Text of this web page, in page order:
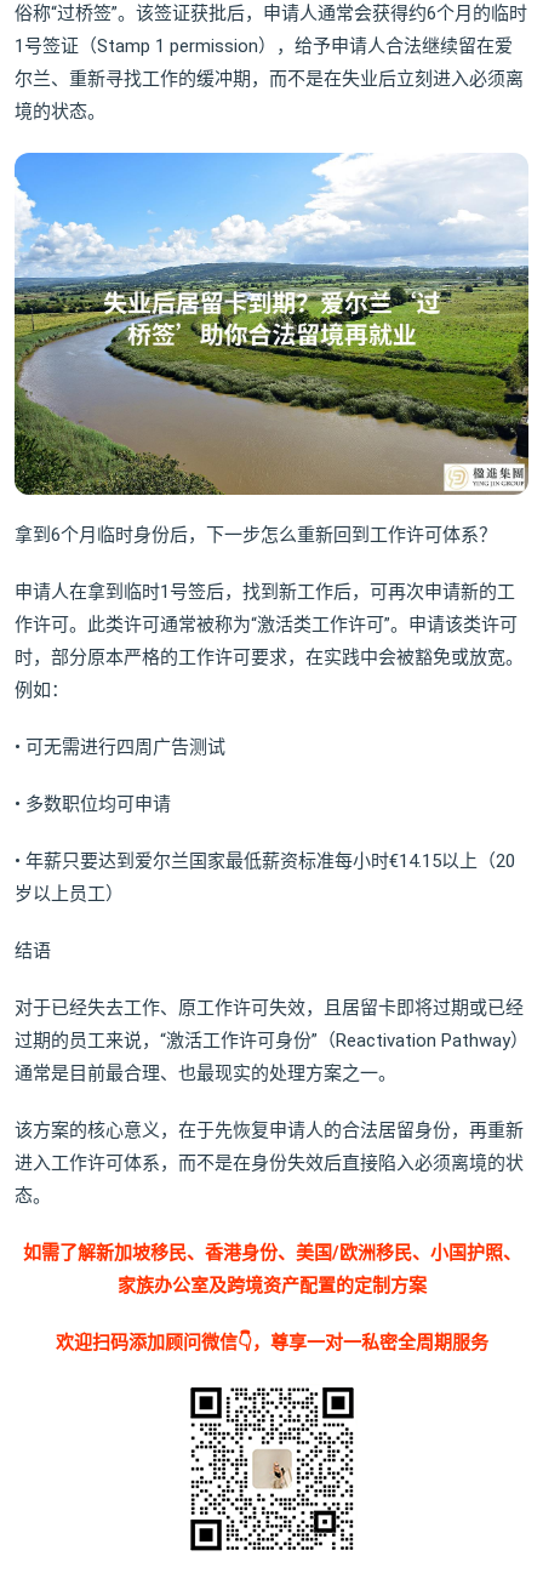
俗称“过桥签”。该签证获批后，申请人通常会获得约6个月的临时
1号签证（Stamp 1 permission），给予申请人合法继续留在爱
尔兰、重新寻找工作的缓冲期，而不是在失业后立刻进入必须离
境的状态。
拿到6个月临时身份后，下一步怎么重新回到工作许可体系？
申请人在拿到临时1号签后，找到新工作后，可再次申请新的工
作许可。此类许可通常被称为“激活类工作许可”。申请该类许可
时，部分原本严格的工作许可要求，在实践中会被豁免或放宽。
例如：
• 可无需进行四周广告测试
• 多数职位均可申请
• 年薪只要达到爱尔兰国家最低薪资标准每小时€14.15以上（20
岁以上员工）
结语
对于已经失去工作、原工作许可失效，且居留卡即将过期或已经
过期的员工来说，“激活工作许可身份”（Reactivation Pathway）
通常是目前最合理、也最现实的处理方案之一。
该方案的核心意义，在于先恢复申请人的合法居留身份，再重新
进入工作许可体系，而不是在身份失效后直接陷入必须离境的状
态。
如需了解新加坡移民、香港身份、美国/欧洲移民、小国护照、
家族办公室及跨境资产配置的定制方案
欢迎扫码添加顾问微信👇，尊享一对一私密全周期服务